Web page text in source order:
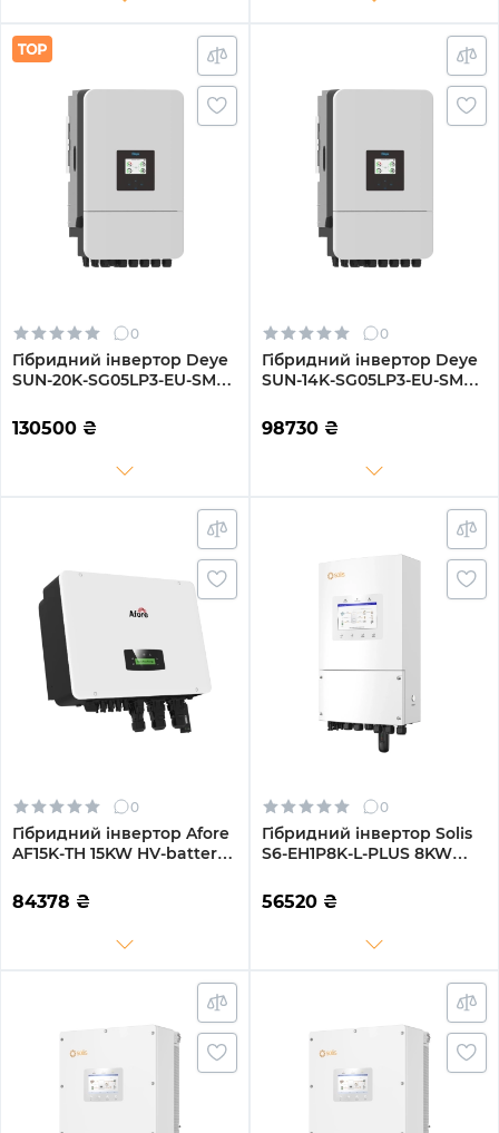
0
Гібридний інвертор Deye
SUN-20K-SG05LP3-EU-SM2
220/380V Трифазний
130500 ₴
0
Гібридний інвертор Deye
SUN-14K-SG05LP3-EU-SM2
220/380V Трифазний
98730 ₴
0
Гібридний інвертор Afore
AF15K-TH 15KW HV-battery
Трифазний
84378 ₴
0
Гібридний інвертор Solis
S6-EH1P8K-L-PLUS 8KW
Однофазний
56520 ₴